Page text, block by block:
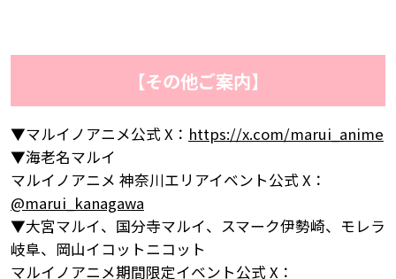
【その他ご案内】
▼マルイノアニメ公式 X： https://x.com/marui_anime
▼海老名マルイ
マルイノアニメ 神奈川エリアイベント公式 X：
@marui_kanagawa
▼大宮マルイ、国分寺マルイ、スマーク伊勢崎、モレラ
岐阜、岡山イコットニコット
マルイノアニメ期間限定イベント公式 X：